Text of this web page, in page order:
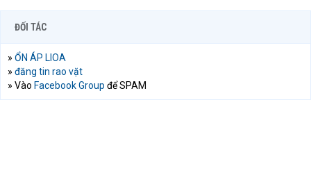
ĐỐI TÁC
» ỔN ÁP LIOA
» đăng tin rao vặt
» Vào Facebook Group để SPAM